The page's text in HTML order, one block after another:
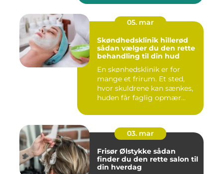
05. mar
Skøndhedsklinik hillerød
sådan vælger du den rette
behandling til din hud
En skønhedsklinik er for
mange et frirum. Et sted,
hvor skuldrene kan sænkes,
huden får faglig opmær...
03. mar
Frisør Ølstykke sådan
finder du den rette salon til
din hverdag